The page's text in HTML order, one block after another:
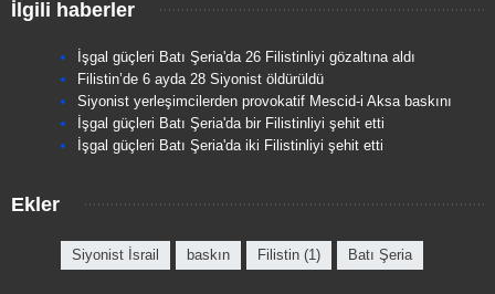
İlgili haberler
İşgal güçleri Batı Şeria'da 26 Filistinliyi gözaltına aldı
Filistin’de 6 ayda 28 Siyonist öldürüldü
Siyonist yerleşimcilerden provokatif Mescid-i Aksa baskını
İşgal güçleri Batı Şeria'da bir Filistinliyi şehit etti
İşgal güçleri Batı Şeria'da iki Filistinliyi şehit etti
Ekler
Siyonist İsrail baskın Filistin (1) Batı Şeria